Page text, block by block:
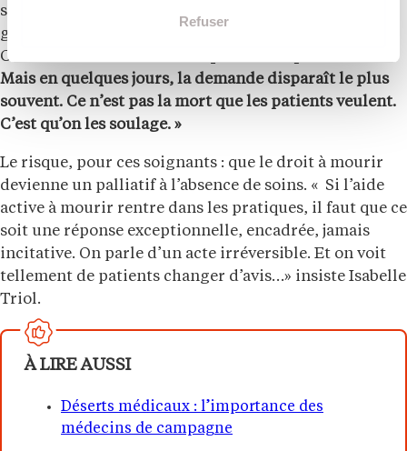
Refuser
s’estompent quand le patient est soigné dans la
globalité de ce qu’il est ». Même constat pour Muriel
Chatila :
Mais en quelques jours, la demande disparaît le plus
souvent. Ce n’est pas la mort que les patients veulent.
C’est qu’on les soulage. »
Le risque, pour ces soignants : que le droit à mourir
devienne un palliatif à l’absence de soins. « Si l’aide
active à mourir rentre dans les pratiques, il faut que ce
soit une réponse exceptionnelle, encadrée, jamais
incitative. On parle d’un acte irréversible. Et on voit
tellement de patients changer d’avis…» insiste Isabelle
Triol.
À LIRE AUSSI
Déserts médicaux : l’importance des
médecins de campagne